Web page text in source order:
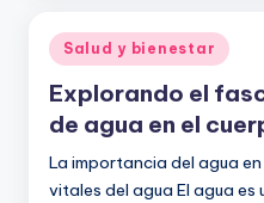
Publicado
en
Salud y bienestar
Explorando el
de agua en el
La importancia del agua
vitales del agua El agua es